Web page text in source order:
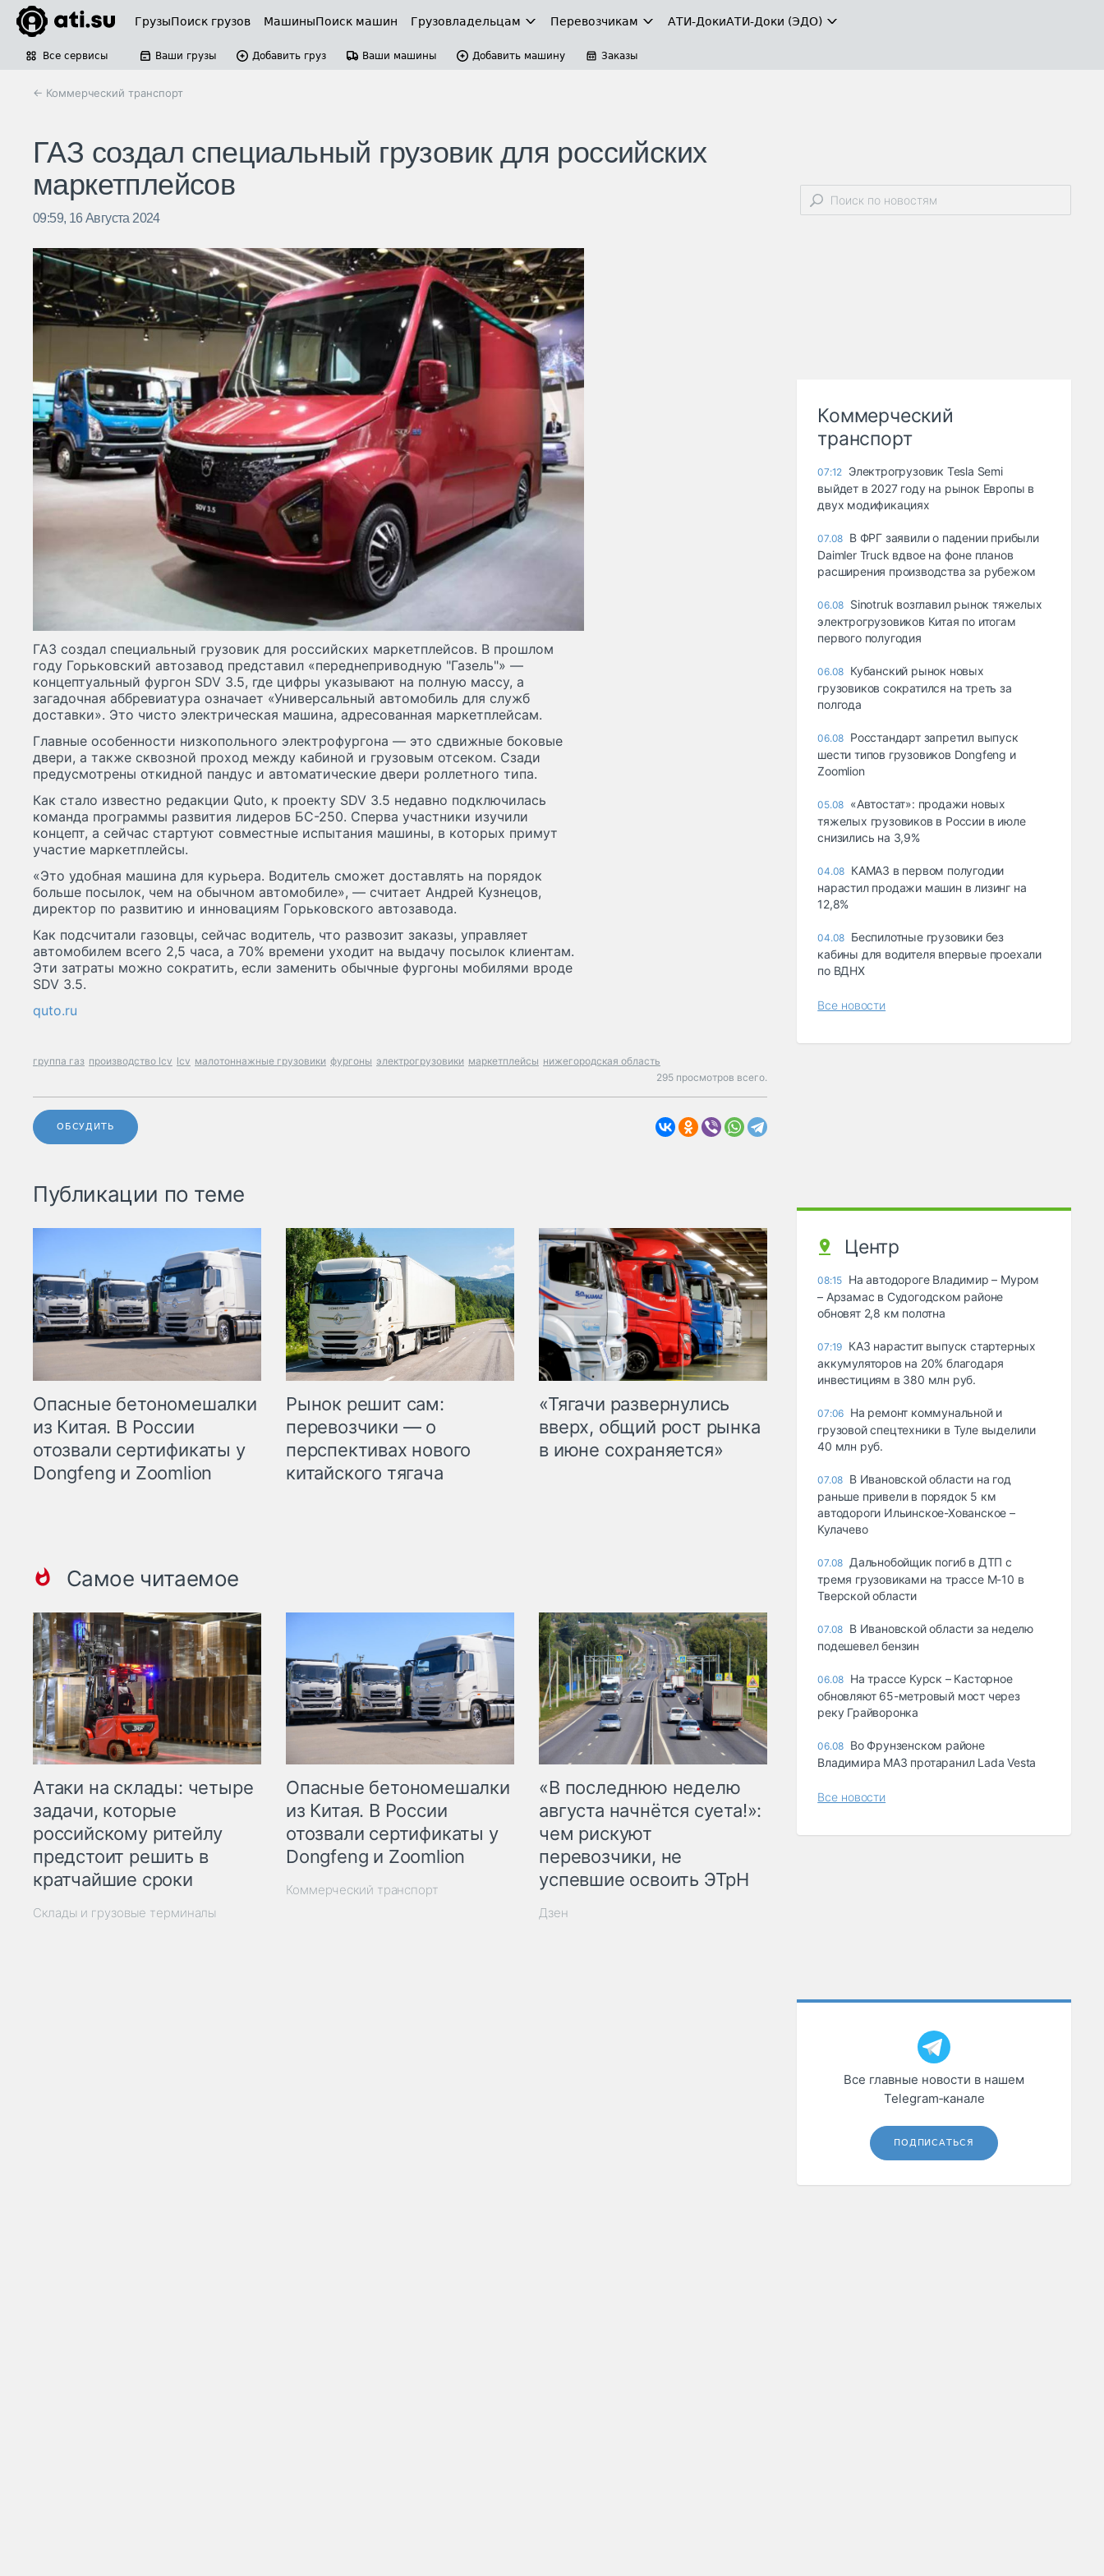
ГрузыПоиск грузов МашиныПоиск машин Грузовладельцам Перевозчикам АТИ-ДокиАТИ-Доки (ЭДО)
Все сервисы Ваши грузы Добавить груз Ваши машины Добавить машину Заказы
← Коммерческий транспорт
ГАЗ создал специальный грузовик для российских
маркетплейсов
09:59, 16 Августа 2024
ГАЗ создал специальный грузовик для российских маркетплейсов. В прошлом
году Горьковский автозавод представил «переднеприводную "Газель"» —
концептуальный фургон SDV 3.5, где цифры указывают на полную массу, а
загадочная аббревиатура означает «Универсальный автомобиль для служб
доставки». Это чисто электрическая машина, адресованная маркетплейсам.
Главные особенности низкопольного электрофургона — это сдвижные боковые
двери, а также сквозной проход между кабиной и грузовым отсеком. Сзади
предусмотрены откидной пандус и автоматические двери роллетного типа.
Как стало известно редакции Quto, к проекту SDV 3.5 недавно подключилась
команда программы развития лидеров БС-250. Сперва участники изучили
концепт, а сейчас стартуют совместные испытания машины, в которых примут
участие маркетплейсы.
«Это удобная машина для курьера. Водитель сможет доставлять на порядок
больше посылок, чем на обычном автомобиле», — считает Андрей Кузнецов,
директор по развитию и инновациям Горьковского автозавода.
Как подсчитали газовцы, сейчас водитель, что развозит заказы, управляет
автомобилем всего 2,5 часа, а 70% времени уходит на выдачу посылок клиентам.
Эти затраты можно сократить, если заменить обычные фургоны мобилями вроде
SDV 3.5.
quto.ru
группа газ производство lcv lcv малотоннажные грузовики фургоны электрогрузовики маркетплейсы нижегородская область
295 просмотров всего.
ОБСУДИТЬ
Публикации по теме
Опасные бетономешалки
из Китая. В России
отозвали сертификаты у
Dongfeng и Zoomlion
Рынок решит сам:
перевозчики — о
перспективах нового
китайского тягача
«Тягачи развернулись
вверх, общий рост рынка
в июне сохраняется»
Самое читаемое
Атаки на склады: четыре
задачи, которые
российскому ритейлу
предстоит решить в
кратчайшие сроки
Склады и грузовые терминалы
Опасные бетономешалки
из Китая. В России
отозвали сертификаты у
Dongfeng и Zoomlion
Коммерческий транспорт
«В последнюю неделю
августа начнётся суета!»:
чем рискуют
перевозчики, не
успевшие освоить ЭТрН
Дзен
Коммерческий
транспорт
07:12 Электрогрузовик Tesla Semi
выйдет в 2027 году на рынок Европы в
двух модификациях
07.08 В ФРГ заявили о падении прибыли
Daimler Truck вдвое на фоне планов
расширения производства за рубежом
06.08 Sinotruk возглавил рынок тяжелых
электрогрузовиков Китая по итогам
первого полугодия
06.08 Кубанский рынок новых
грузовиков сократился на треть за
полгода
06.08 Росстандарт запретил выпуск
шести типов грузовиков Dongfeng и
Zoomlion
05.08 «Автостат»: продажи новых
тяжелых грузовиков в России в июле
снизились на 3,9%
04.08 КАМАЗ в первом полугодии
нарастил продажи машин в лизинг на
12,8%
04.08 Беспилотные грузовики без
кабины для водителя впервые проехали
по ВДНХ
Все новости
Центр
08:15 На автодороге Владимир – Муром
– Арзамас в Судогодском районе
обновят 2,8 км полотна
07:19 КАЗ нарастит выпуск стартерных
аккумуляторов на 20% благодаря
инвестициям в 380 млн руб.
07:06 На ремонт коммунальной и
грузовой спецтехники в Туле выделили
40 млн руб.
07.08 В Ивановской области на год
раньше привели в порядок 5 км
автодороги Ильинское-Хованское –
Кулачево
07.08 Дальнобойщик погиб в ДТП с
тремя грузовиками на трассе М-10 в
Тверской области
07.08 В Ивановской области за неделю
подешевел бензин
06.08 На трассе Курск – Касторное
обновляют 65-метровый мост через
реку Грайворонка
06.08 Во Фрунзенском районе
Владимира МАЗ протаранил Lada Vesta
Все новости
Все главные новости в нашем
Telegram‑канале
ПОДПИСАТЬСЯ